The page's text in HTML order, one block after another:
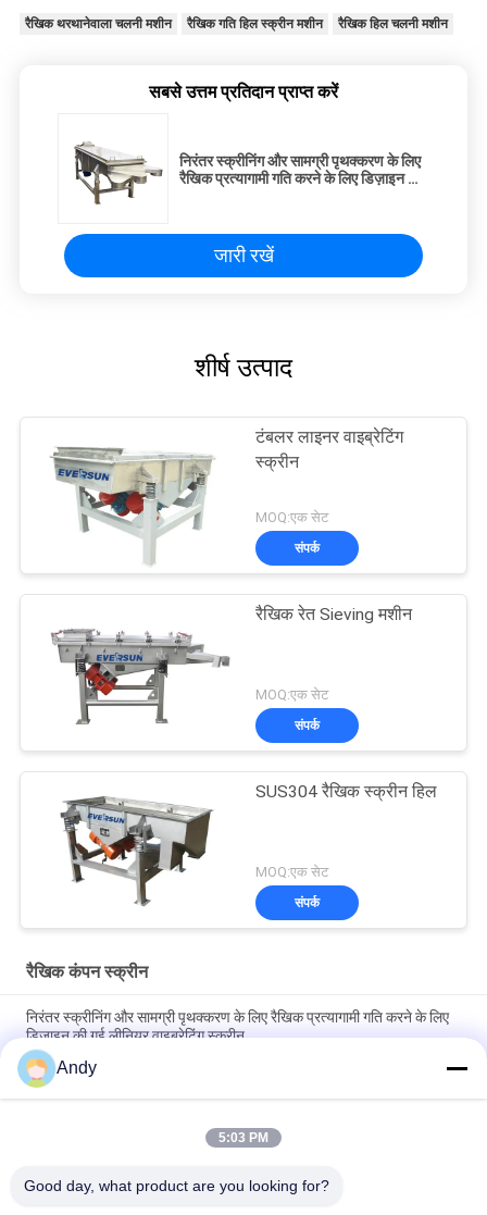
रैखिक थरथानेवाला चलनी मशीन रैखिक गति हिल स्क्रीन मशीन रैखिक हिल चलनी मशीन
सबसे उत्तम प्रतिदान प्राप्त करें
निरंतर स्क्रीनिंग और सामग्री पृथक्करण के लिए
रैखिक प्रत्यागामी गति करने के लिए डिज़ाइन की
जारी रखें
शीर्ष उत्पाद
टंबलर लाइनर वाइब्रेटिंग
स्क्रीन
MOQ:एक सेट
संपर्क
रैखिक रेत Sieving मशीन
MOQ:एक सेट
संपर्क
SUS304 रैखिक स्क्रीन हिल
MOQ:एक सेट
संपर्क
रैखिक कंपन स्क्रीन
निरंतर स्क्रीनिंग और सामग्री पृथक्करण के लिए रैखिक प्रत्यागामी गति करने के लिए
डिज़ाइन की गई लीनियर वाइब्रेटिंग स्क्रीन
रैखिक कंपन स्क्रीन स्थिर और संचालन प्रदर्शन के साथ निरंतर स्क्रीनिंग और
सामग्री स्तरीकरण प्रदान करता है
खाद्य रसायन और निर्माण सामग्री में अनुप्रयोगों के लिए स्क्रीनिंग और सामग्री
Andy
5:03 PM
Good day, what product are you looking for?